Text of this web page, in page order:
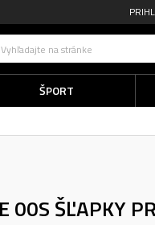
Vyhľadajte na stránke
ŠPORT
00S ŠĽAPKY